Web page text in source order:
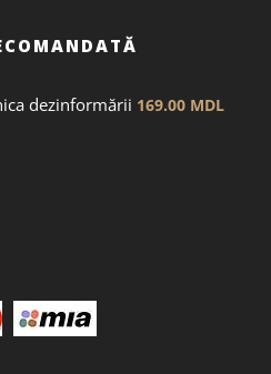
dezinformării 169.00 MDL